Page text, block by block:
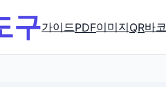
구가이드PDF이미지QR바